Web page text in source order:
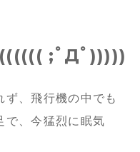
(((((( ;ﾟДﾟ)))))
、飛行機の中でも
で、今猛烈に眠気